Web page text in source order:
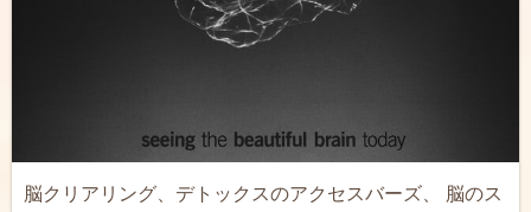
脳クリアリング、デトックスのアクセスバーズ、 脳のス